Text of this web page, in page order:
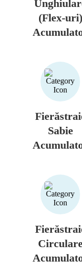
(Flex-uri)
Sabie